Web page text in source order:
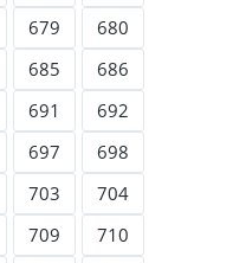
679
680
685
686
691
692
697
698
703
704
709
710